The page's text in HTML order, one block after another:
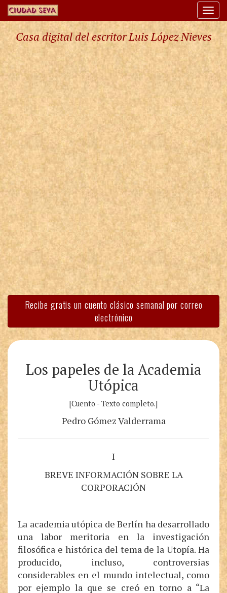
Casa digital del escritor Luis López Nieves
Recibe gratis un cuento clásico semanal por correo
electrónico
Los papeles de la Academia
Utópica
[Cuento - Texto completo.]
Pedro Gómez Valderrama
I
BREVE INFORMACIÓN SOBRE LA
CORPORACIÓN
La academia utópica de Berlín ha desarrollado
una labor meritoria en la investigación
filosófica e histórica del tema de la Utopía. Ha
producido, incluso, controversias
considerables en el mundo intelectual, como
por ejemplo la que se creó en torno a “La